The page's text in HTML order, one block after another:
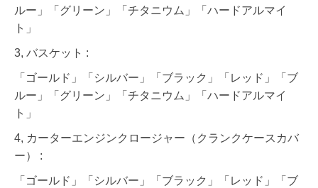
ルー」「グリーン」「チタニウム」「ハードアルマイ
ト」
3, バスケット :
「ゴールド」「シルバー」「ブラック」「レッド」「ブ
ルー」「グリーン」「チタニウム」「ハードアルマイ
ト」
4, カーターエンジンクロージャー（クランクケースカバ
ー） :
「ゴールド」「シルバー」「ブラック」「レッド」「ブ